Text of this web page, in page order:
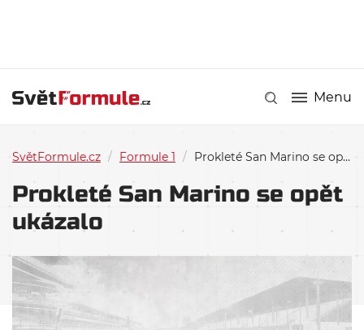
Menu
SvětFormule.cz / Formule 1 / Prokleté San Marino se opět ukázalo
Prokleté San Marino se opět
ukázalo